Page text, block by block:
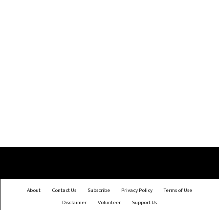
About Contact Us Subscribe Privacy Policy
Terms of Use
Disclaimer
Volunteer Support Us